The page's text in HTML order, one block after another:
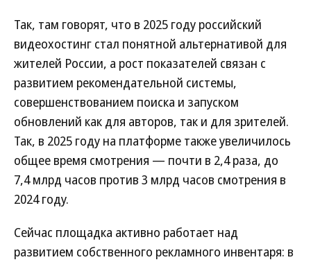
Так, там говорят, что в 2025 году российский
видеохостинг стал понятной альтернативой для
жителей России, а рост показателей связан с
развитием рекомендательной системы,
совершенствованием поиска и запуском
обновлений как для авторов, так и для зрителей.
Так, в 2025 году на платформе также увеличилось
общее время смотрения — почти в 2,4 раза, до
7,4 млрд часов против 3 млрд часов смотрения в
2024 году.
Сейчас площадка активно работает над
развитием собственного рекламного инвентаря: в